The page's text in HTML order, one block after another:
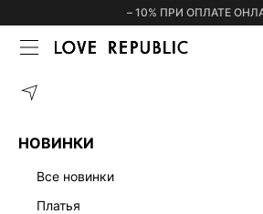
– 10% ПРИ ОПЛАТЕ
НОВИНКИ
все новинки
платья
ГЛАВНАЯ СУМКА ИЗ